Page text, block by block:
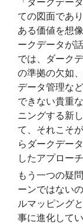
ての図面であ
ある価値を想
ークデータが
では、ダーク
の準拠の欠如
データ管理な
できない貴重
ニングする新
て、それこそ
らダークデー
したアプローチ
もう一つの疑
ーンではない
ルマッピング
事に進化して